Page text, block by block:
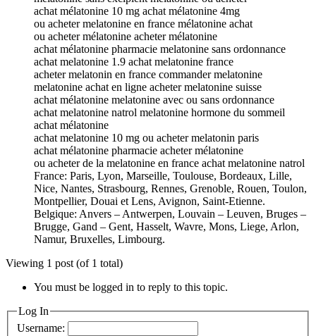
achat mélatonine 10 mg achat mélatonine 4mg
ou acheter melatonine en france mélatonine achat
ou acheter mélatonine acheter mélatonine
achat mélatonine pharmacie melatonine sans ordonnance
achat melatonine 1.9 achat melatonine france
acheter melatonin en france commander melatonine
melatonine achat en ligne acheter melatonine suisse
achat mélatonine melatonine avec ou sans ordonnance
achat melatonine natrol melatonine hormone du sommeil
achat mélatonine
achat melatonine 10 mg ou acheter melatonin paris
achat mélatonine pharmacie acheter mélatonine
ou acheter de la melatonine en france achat melatonine natrol
France: Paris, Lyon, Marseille, Toulouse, Bordeaux, Lille,
Nice, Nantes, Strasbourg, Rennes, Grenoble, Rouen, Toulon,
Montpellier, Douai et Lens, Avignon, Saint-Etienne.
Belgique: Anvers – Antwerpen, Louvain – Leuven, Bruges –
Brugge, Gand – Gent, Hasselt, Wavre, Mons, Liege, Arlon,
Namur, Bruxelles, Limbourg.
Viewing 1 post (of 1 total)
You must be logged in to reply to this topic.
Log In
Username: